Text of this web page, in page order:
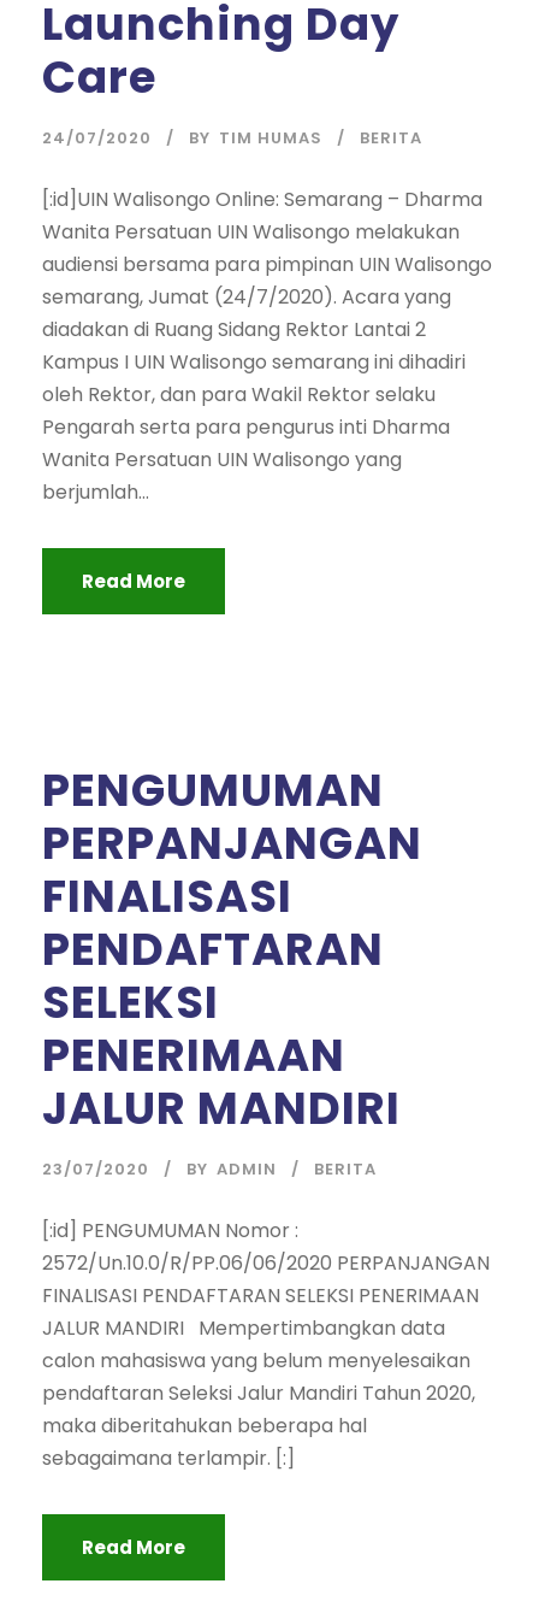
Launching Day
Care
24/07/2020 BY TIM HUMAS BERITA
[:id]UIN Walisongo Online: Semarang – Dharma
Wanita Persatuan UIN Walisongo melakukan
audiensi bersama para pimpinan UIN Walisongo
semarang, Jumat (24/7/2020). Acara yang
diadakan di Ruang Sidang Rektor Lantai 2
Kampus I UIN Walisongo semarang ini dihadiri
oleh Rektor, dan para Wakil Rektor selaku
Pengarah serta para pengurus inti Dharma
Wanita Persatuan UIN Walisongo yang
berjumlah...
Read More
PENGUMUMAN
PERPANJANGAN
FINALISASI
PENDAFTARAN
SELEKSI
PENERIMAAN
JALUR MANDIRI
23/07/2020 BY ADMIN BERITA
[:id] PENGUMUMAN Nomor :
2572/Un.10.0/R/PP.06/06/2020 PERPANJANGAN
FINALISASI PENDAFTARAN SELEKSI PENERIMAAN
JALUR MANDIRI Mempertimbangkan data
calon mahasiswa yang belum menyelesaikan
pendaftaran Seleksi Jalur Mandiri Tahun 2020,
maka diberitahukan beberapa hal
sebagaimana terlampir. [:]
Read More